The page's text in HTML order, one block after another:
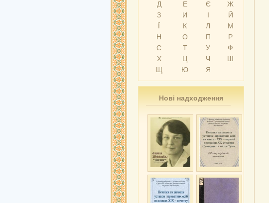
Д
Е Є
Ж
З
И І
Й
Ї
К Л
М
Н
О П
Р
С
Т У
Ф
Х
Ц Ч
Ш
Щ
Ю Я
Нові надходження